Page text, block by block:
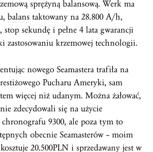
sprężyną balansową. Werk ma
balans taktowany na 28.800 A/h,
, stop sekundę i pełne 4 lata gwarancji
zastosowaniu krzemowej technologii.
nowego Seamastera trafiła na
Pucharu Ameryki, sam
więcej niż udanym. Można żałować,
zdecydowali się na użycie
9300, ale poza tym to
obecnie Seamasterów – moim
20.500PLN i sprzedawany jest w